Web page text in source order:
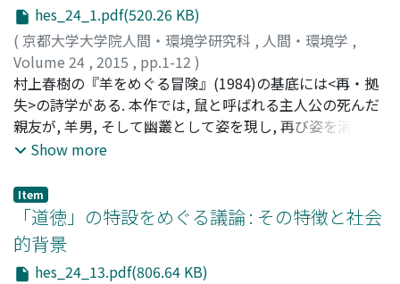
hes_24_1.pdf(520.26 KB)
( 京都大学大学院人間・環境学研究科 , 人間・環境学 ,
Volume 24 , 2015 , pp.1-12 )
小島, 基洋; Kojima, Motohiro; コジマ, モトヒロ
村上春樹の『羊をめぐる冒険』(1984)の基底には<再・拠
失>の詩学がある. 本作では, 鼠と呼ばれる主人公の死んだ
親友が, 羊男, そして幽叢として姿を現し, 再び姿を消す.
また, 主人公の自殺した恋人が, 「誰とでも寝る女の子」,
突然, 主人公のもとを去る. さらに, <再・喪失>の詩学は登
場人物だけなく, 物や場所にも適応される. 時計の停止が,
鼠の<再・喪失>を, 再訪した海岸から立ち去ることが, 青
春の<再・喪央>を表してもいる.
Show more
Item
「道徳」の特設をめぐる議論 : その特徴と社会
的背景
hes_24_13.pdf(806.64 KB)